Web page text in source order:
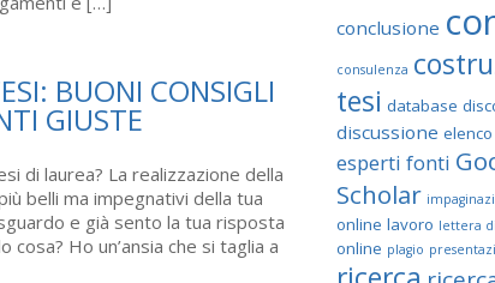
BUONI CONSIGLI
GIUSTE
di laurea? La realizzazione della
belli ma impegnativi della tua
e già sento la tua risposta
cosa? Ho un’ansia che si taglia a
conclusione
consulenza
tesi database
discussione elenco
esperti fonti
Scholar
online lavoro lettera
online plagio